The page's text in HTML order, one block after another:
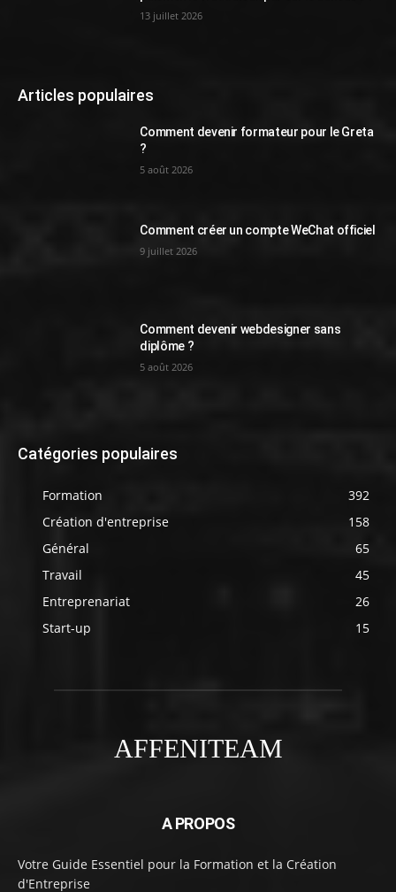
13 juillet 2026
Articles populaires
Comment devenir formateur pour le Greta
?
5 août 2026
Comment créer un compte WeChat officiel
9 juillet 2026
Comment devenir webdesigner sans
diplôme ?
5 août 2026
Catégories populaires
Formation
392
Création d'entreprise
158
Général
65
Travail
45
Entreprenariat
26
Start-up
15
AFFENITEAM
A PROPOS
Votre Guide Essentiel pour la Formation et la Création
d'Entreprise